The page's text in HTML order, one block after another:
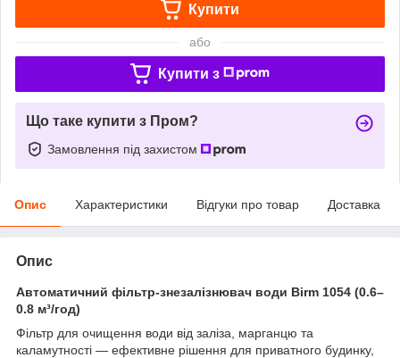
Купити
або
Купити з
Що таке купити з Пром?
Замовлення під захистом
Опис Характеристики Відгуки про товар Доставка
Опис
Автоматичний фільтр-знезалізнювач води Birm 1054 (0.6–
0.8 м³/год)
Фільтр для очищення води від заліза, марганцю та
каламутності — ефективне рішення для приватного будинку,